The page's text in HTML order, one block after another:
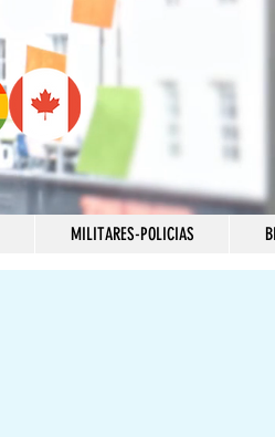
MILITARES-POLICIAS